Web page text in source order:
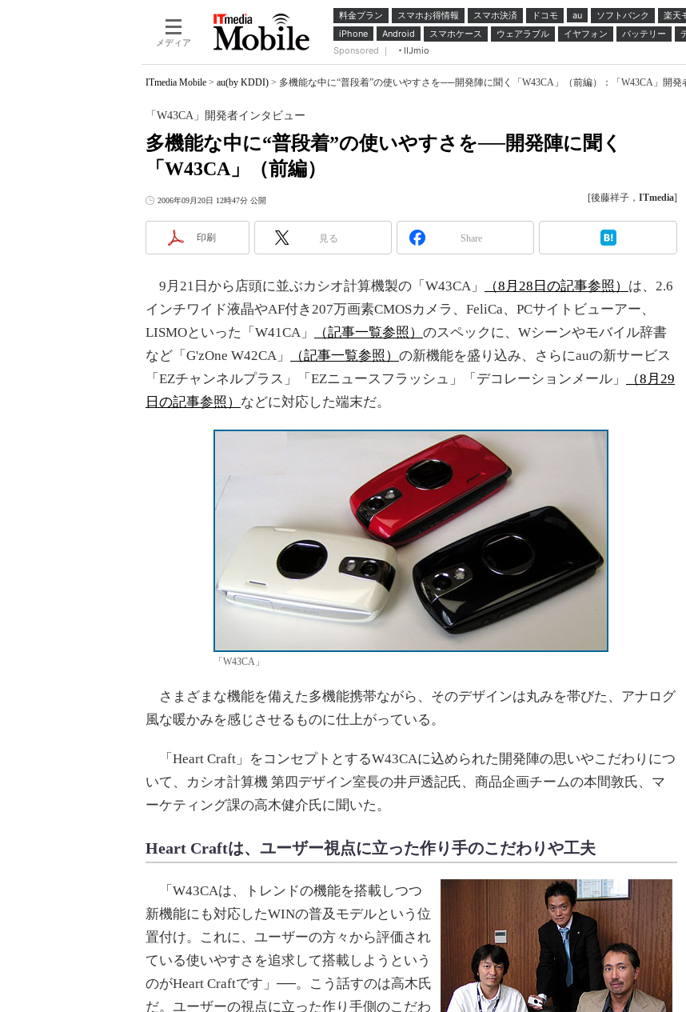
メディア
料金プラン スマホお得情報 スマホ決済 ドコモ au ソフトバンク
楽天
iPhone
Android スマホケース ウェアラブル イヤフォン バッテリー
Sponsored ｜
IIJmio
ITmedia Mobile > au(by KDDI) > 多機能な中に“普段着”の使いやすさを──開発陣に聞く「W43CA」（前編）：「W43CA」開発
多機能な中に“普段着”の使いやすさを──開発陣に聞く
「W43CA」（前編）
「W43CA」開発者インタビュー
2006年09月20日 12時47分 公開 [後藤祥子， ITmedia]
印刷 見る Share
9月21日から店頭に並ぶカシオ計算機製の「W43CA」 （8月28日の記事参照） は、2.6
インチワイド液晶やAF付き207万画素CMOSカメラ、FeliCa、PCサイトビューアー、
LISMOといった「W41CA」
（記事一覧参照） のスペックに、Wシーンやモバイル辞書
など「G'zOne W42CA」
（記事一覧参照） の新機能を盛り込み、さらにauの新サービス
「EZチャンネルプラス」「EZニュースフラッシュ」「デコレーションメール」
（8月29
日の記事参照） などに対応した端末だ。
「W43CA」
さまざまな機能を備えた多機能携帯ながら、そのデザインは丸みを帯びた、アナログ
風な暖かみを感じさせるものに仕上がっている。
「Heart Craft」をコンセプトとするW43CAに込められた開発陣の思いやこだわりにつ
いて、カシオ計算機 第四デザイン室長の井戸透記氏、商品企画チームの本間敦氏、マ
ーケティング課の高木健介氏に聞いた。
Heart Craftは、ユーザー視点に立った作り手のこだわりや工夫
「W43CAは、トレンドの機能を搭載しつつ
新機能にも対応したWINの普及モデルという位
置付け。これに、ユーザーの方々から評価され
ている使いやすさを追求して搭載しようという
のがHeart Craftです」──。こう話すのは高木氏
だ。ユーザーの視点に立った作り手側のこだわ